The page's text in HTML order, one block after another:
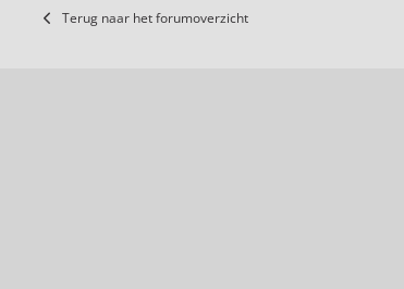
Terug naar het forumoverzicht